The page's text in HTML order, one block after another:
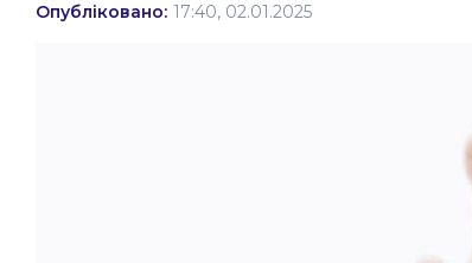
Опубліковано: 17:40, 02.01.2025